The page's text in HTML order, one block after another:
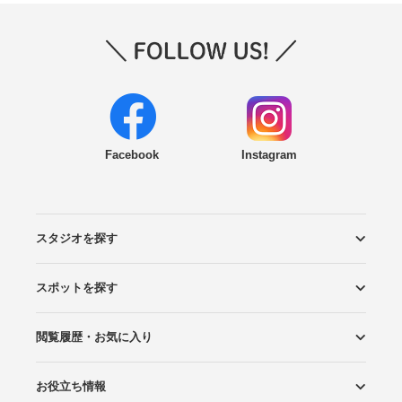
Facebook Instagram
スタジオを探す
エリアから探す
こだわりから探す
NEW PHOTO STYLE
プランから探す
フォトタイプ診断
フォトグラファーから探す
国内リゾートから探す
スポットを探す
ロケーションから探す
スタジオから探す
閲覧履歴・お気に入り
閲覧スタジオ
お気に入り
お役立ち情報